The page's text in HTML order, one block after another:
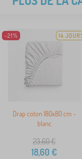
-21% 14
Drap coton 180x80 cm -
blanc
23,60€
18,60 €